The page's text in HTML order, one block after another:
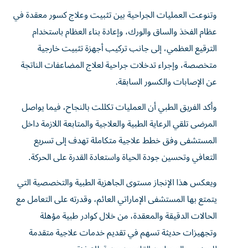
وتنوعت العمليات الجراحية بين تثبيت وعلاج كسور معقدة في
عظام الفخذ والساق والورك، وإعادة بناء العظام باستخدام
الترقيع العظمي، إلى جانب تركيب أجهزة تثبيت خارجية
متخصصة، وإجراء تدخلات جراحية لعلاج المضاعفات الناتجة
عن الإصابات والكسور السابقة.
وأكد الفريق الطبي أن العمليات تكللت بالنجاح، فيما يواصل
المرضى تلقي الرعاية الطبية والعلاجية والمتابعة اللازمة داخل
المستشفى وفق خطط علاجية متكاملة تهدف إلى تسريع
التعافي وتحسين جودة الحياة واستعادة القدرة على الحركة.
ويعكس هذا الإنجاز مستوى الجاهزية الطبية والتخصصية التي
يتمتع بها المستشفى الإماراتي العائم، وقدرته على التعامل مع
الحالات الدقيقة والمعقدة، من خلال كوادر طبية مؤهلة
وتجهيزات حديثة تسهم في تقديم خدمات علاجية متقدمة